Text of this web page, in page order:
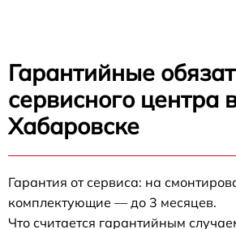
Гарантийные
сервисного центра
Хабаровске
Гарантия от сервиса: на
комплектующие — до 3 месяцев.
Что считается гарантийным